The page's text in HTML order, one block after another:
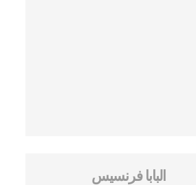
البابا فرنسيس